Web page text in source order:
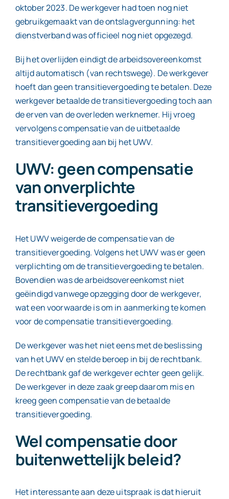
oktober 2023. De werkgever had toen nog niet
gebruikgemaakt van de ontslagvergunning: het
dienstverband was officieel nog niet opgezegd.
Bij het overlijden eindigt de arbeidsovereenkomst
altijd automatisch (van rechtswege). De werkgever
hoeft dan geen transitievergoeding te betalen. Deze
werkgever betaalde de transitievergoeding toch aan
de erven van de overleden werknemer. Hij vroeg
vervolgens compensatie van de uitbetaalde
transitievergoeding aan bij het UWV.
UWV: geen compensatie
van onverplichte
transitievergoeding
Het UWV weigerde de compensatie van de
transitievergoeding. Volgens het UWV was er geen
verplichting om de transitievergoeding te betalen.
Bovendien was de arbeidsovereenkomst niet
geëindigd vanwege opzegging door de werkgever,
wat een voorwaarde is om in aanmerking te komen
voor de compensatie transitievergoeding.
De werkgever was het niet eens met de beslissing
van het UWV en stelde beroep in bij de rechtbank.
De rechtbank gaf de werkgever echter geen gelijk.
De werkgever in deze zaak greep daarom mis en
kreeg geen compensatie van de betaalde
transitievergoeding.
Wel compensatie door
buitenwettelijk beleid?
Het interessante aan deze uitspraak is dat hieruit